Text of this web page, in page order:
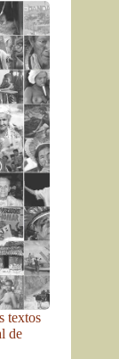
textos
de